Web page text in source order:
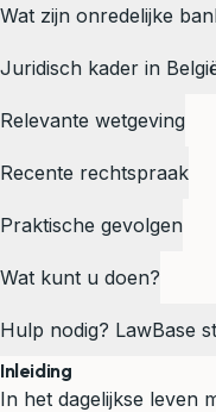
Wat zijn onredelijke
Juridisch kader in
Relevante wetgeving
Recente rechtspraak
Praktische gevolgen
Wat kunt u doen?
Hulp nodig? LawBase
Inleiding
In het dagelijkse leven